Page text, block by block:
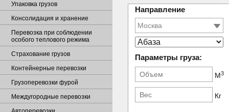
Направление
Параметры груза:
М3
Кг
Упаковка грузов
Консолидация и хранение
Перевозка при соблюдении
особого теплового режима
Страхование грузов
Контейнерные перевозки
Грузоперевозки фурой
Междугородные перевозки